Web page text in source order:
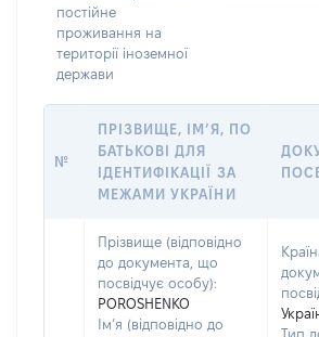
постійне
проживання на
території іноземної
держави
№
ПРІЗВИЩЕ, ІМ’Я, ПО
БАТЬКОВІ ДЛЯ
ІДЕНТИФІКАЦІЇ ЗА
МЕЖАМИ УКРАЇНИ
Прізвище (відповідно
до документа, що
посвідчує особу):
POROSHENKO
Ім’я (відповідно до
Тип